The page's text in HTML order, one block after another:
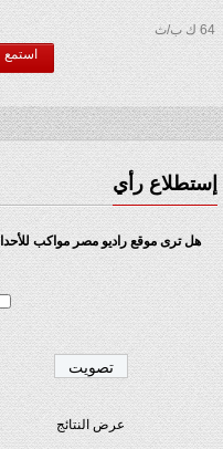
64 ك ب/ث
استمع
إستطلاع رأي
هل ترى موقع راديو مصر مواكب
عرض النتائج